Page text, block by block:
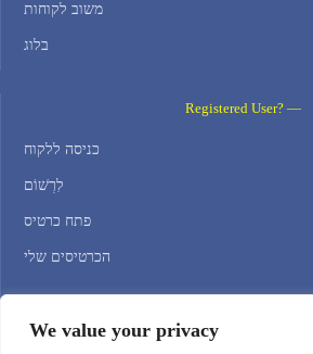
We value your privacy
משוב לקוחות
בלוג
Registered User? —
כניסה ללקוח
לִרְשׁוֹם
פתח כרטיס
הכרטיסים שלי